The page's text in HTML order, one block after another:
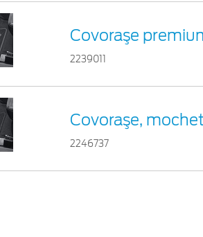
Covoraşe
2239011
Covoraşe,
2246737